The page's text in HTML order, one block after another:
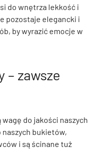
do wnętrza lekkość i
pozostaje elegancki i
by wyrazić emocje w
– zawsze
wagę do jakości naszych
bukietów,
i są ścinane tuż